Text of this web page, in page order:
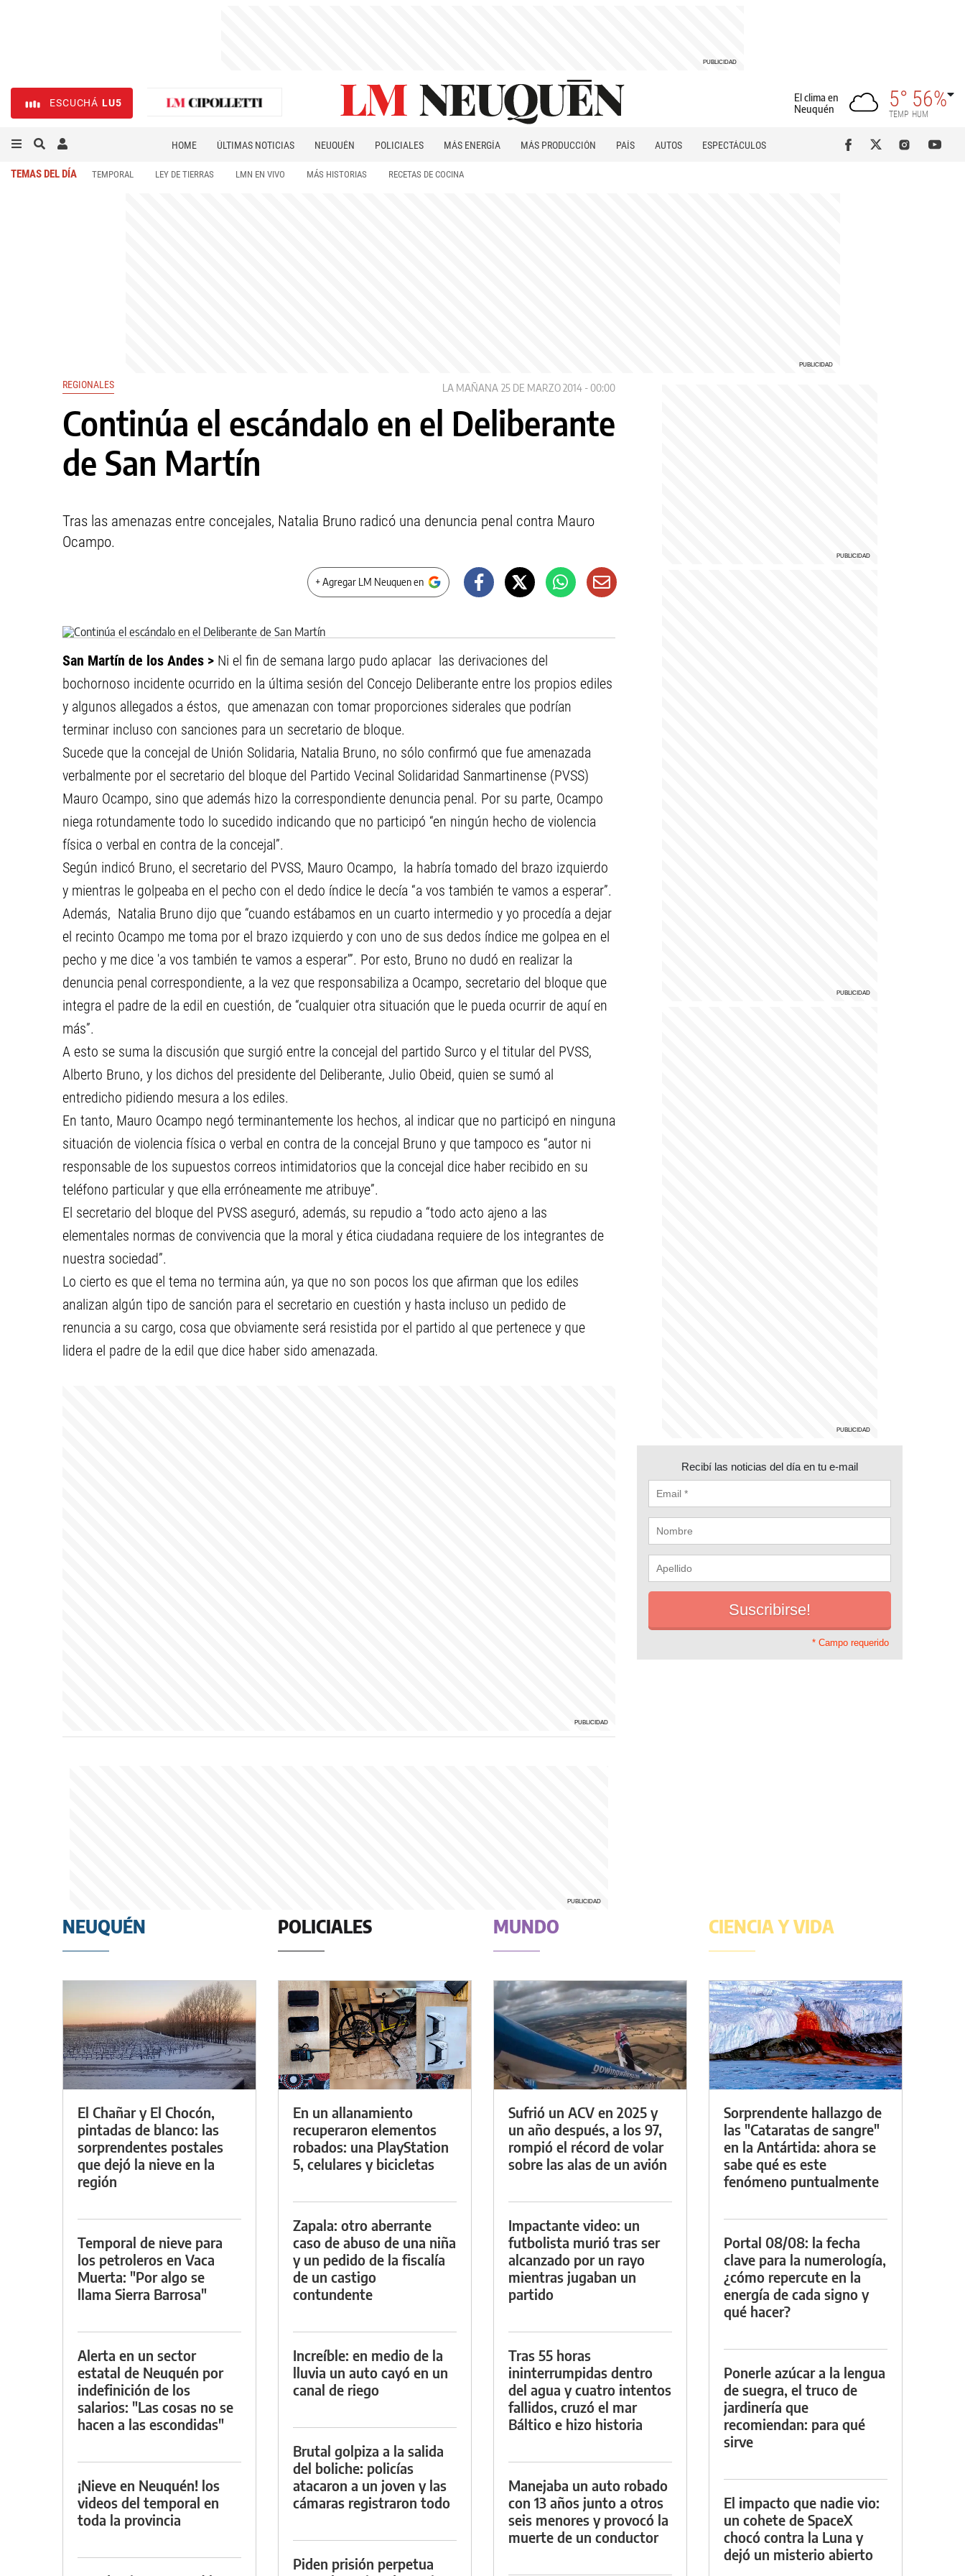
ESCUCHÁ LU5
El clima en
Neuquén
5°
TEMP
56%
HUM
HOME ÚLTIMAS NOTICIAS NEUQUÉN POLICIALES MÁS ENERGÍA MÁS PRODUCCIÓN PAÍS AUTOS
ESPECTÁCULOS
TEMAS DEL DÍA TEMPORAL LEY DE TIERRAS LMN EN VIVO MÁS HISTORIAS RECETAS DE COCINA
REGIONALES LA MAÑANA 25 DE MARZO 2014 - 00:00
Continúa el escándalo en el Deliberante
de San Martín
Tras las amenazas entre concejales, Natalia Bruno radicó una denuncia penal contra Mauro
Ocampo.
+ Agregar LM Neuquen en
San Martín de los Andes > Ni el fin de semana largo pudo aplacar las derivaciones del
bochornoso incidente ocurrido en la última sesión del Concejo Deliberante entre los propios ediles
y algunos allegados a éstos, que amenazan con tomar proporciones siderales que podrían
terminar incluso con sanciones para un secretario de bloque.
Sucede que la concejal de Unión Solidaria, Natalia Bruno, no sólo confirmó que fue amenazada
verbalmente por el secretario del bloque del Partido Vecinal Solidaridad Sanmartinense (PVSS)
Mauro Ocampo, sino que además hizo la correspondiente denuncia penal. Por su parte, Ocampo
niega rotundamente todo lo sucedido indicando que no participó “en ningún hecho de violencia
física o verbal en contra de la concejal”.
Según indicó Bruno, el secretario del PVSS, Mauro Ocampo, la habría tomado del brazo izquierdo
y mientras le golpeaba en el pecho con el dedo índice le decía “a vos también te vamos a esperar”.
Además, Natalia Bruno dijo que “cuando estábamos en un cuarto intermedio y yo procedía a dejar
el recinto Ocampo me toma por el brazo izquierdo y con uno de sus dedos índice me golpea en el
pecho y me dice 'a vos también te vamos a esperar'”. Por esto, Bruno no dudó en realizar la
denuncia penal correspondiente, a la vez que responsabiliza a Ocampo, secretario del bloque que
integra el padre de la edil en cuestión, de “cualquier otra situación que le pueda ocurrir de aquí en
más”.
A esto se suma la discusión que surgió entre la concejal del partido Surco y el titular del PVSS,
Alberto Bruno, y los dichos del presidente del Deliberante, Julio Obeid, quien se sumó al
entredicho pidiendo mesura a los ediles.
En tanto, Mauro Ocampo negó terminantemente los hechos, al indicar que no participó en ninguna
situación de violencia física o verbal en contra de la concejal Bruno y que tampoco es “autor ni
responsable de los supuestos correos intimidatorios que la concejal dice haber recibido en su
teléfono particular y que ella erróneamente me atribuye”.
El secretario del bloque del PVSS aseguró, además, su repudio a “todo acto ajeno a las
elementales normas de convivencia que la moral y ética ciudadana requiere de los integrantes de
nuestra sociedad”.
Lo cierto es que el tema no termina aún, ya que no son pocos los que afirman que los ediles
analizan algún tipo de sanción para el secretario en cuestión y hasta incluso un pedido de
renuncia a su cargo, cosa que obviamente será resistida por el partido al que pertenece y que
lidera el padre de la edil que dice haber sido amenazada.
Recibí las noticias del día en tu e-mail
* Campo requerido
NEUQUÉN
El Chañar y El Chocón,
pintadas de blanco: las
sorprendentes postales
que dejó la nieve en la
región
Temporal de nieve para
los petroleros en Vaca
Muerta: "Por algo se
llama Sierra Barrosa"
Alerta en un sector
estatal de Neuquén por
indefinición de los
salarios: "Las cosas no se
hacen a las escondidas"
¡Nieve en Neuquén! los
videos del temporal en
toda la provincia
POLICIALES
En un allanamiento
recuperaron elementos
robados: una PlayStation
5, celulares y bicicletas
Zapala: otro aberrante
caso de abuso de una niña
y un pedido de la fiscalía
de un castigo
contundente
Increíble: en medio de la
lluvia un auto cayó en un
canal de riego
Brutal golpiza a la salida
del boliche: policías
atacaron a un joven y las
cámaras registraron todo
Piden prisión perpetua
MUNDO
Sufrió un ACV en 2025 y
un año después, a los 97,
rompió el récord de volar
sobre las alas de un avión
Impactante video: un
futbolista murió tras ser
alcanzado por un rayo
mientras jugaban un
partido
Tras 55 horas
ininterrumpidas dentro
del agua y cuatro intentos
fallidos, cruzó el mar
Báltico e hizo historia
Manejaba un auto robado
con 13 años junto a otros
seis menores y provocó la
muerte de un conductor
CIENCIA Y VIDA
Sorprendente hallazgo de
las "Cataratas de sangre"
en la Antártida: ahora se
sabe qué es este
fenómeno puntualmente
Portal 08/08: la fecha
clave para la numerología,
¿cómo repercute en la
energía de cada signo y
qué hacer?
Ponerle azúcar a la lengua
de suegra, el truco de
jardinería que
recomiendan: para qué
sirve
El impacto que nadie vio:
un cohete de SpaceX
chocó contra la Luna y
dejó un misterio abierto